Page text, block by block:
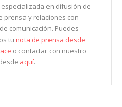
especializada en difusión de
prensa y relaciones con
comunicación. Puedes
tu nota de prensa desde
o contactar con nuestro
aquí.